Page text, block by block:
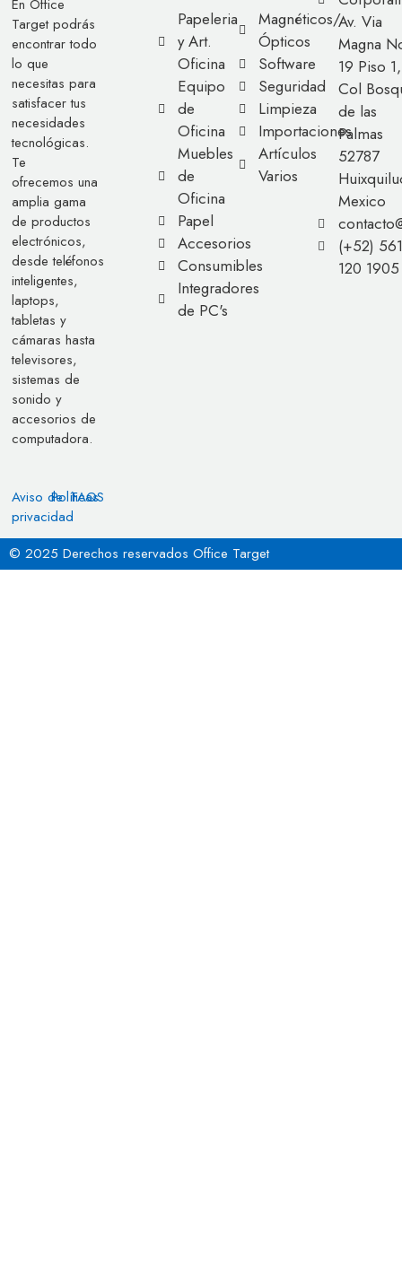
En Office
Target podrás
encontrar todo
lo que
necesitas para
satisfacer tus
necesidades
tecnológicas.
Te
ofrecemos una
amplia gama
de productos
electrónicos,
desde teléfonos
inteligentes,
laptops,
tabletas y
cámaras hasta
televisores,
sistemas de
sonido y
accesorios de
computadora.
Aviso de
privacidad
Políticas
FAQS
Papeleria
y Art.
Oficina
Equipo
de
Oficina
Muebles
de
Oficina
Papel
Accesorios
Consumibles
Integradores
de PC's
Magnéticos/
Ópticos
Software
Seguridad
Limpieza
Importaciones
Artículos
Varios
Av. Via
Magna
19 Piso 1,
Col
de las
Palmas
52787
Mexico
(+52) 561
120 1905
© 2025 Derechos reservados Office Target